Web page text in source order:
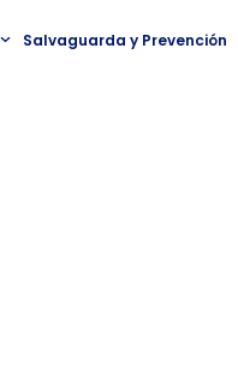
Salvaguarda y Prevención